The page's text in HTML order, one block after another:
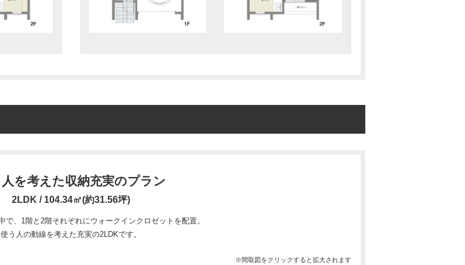
を考えた収納充実のプラン
2LDK / 104.34㎡(約31.56坪)
で、1階と2階それぞれにウォークインクロゼットを配置。
使う人の動線を考えた充実の2LDKです。
※間取図をクリックすると拡大されます